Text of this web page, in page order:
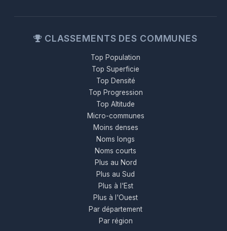
CLASSEMENTS DES COMMUNES
Top Population
Top Superficie
Top Densité
Top Progression
Top Altitude
Micro-communes
Moins denses
Noms longs
Noms courts
Plus au Nord
Plus au Sud
Plus à l'Est
Plus à l'Ouest
Par département
Par région